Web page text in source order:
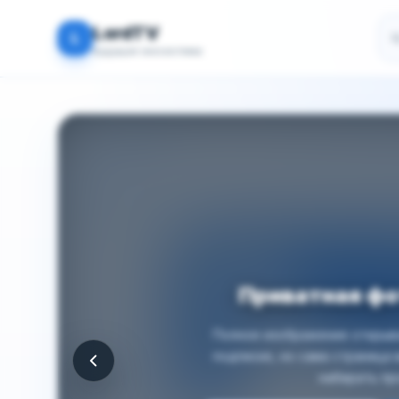
L LordTV
Будущая экосистема
Приватная
Полное изображение
подписке, но сама страница
набирать